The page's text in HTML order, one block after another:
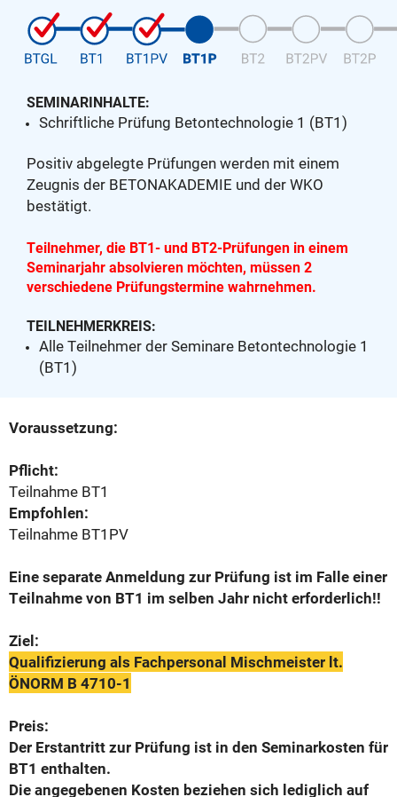
Voraussetzung:
Pflicht:
Teilnahme BT1
Empfohlen:
Teilnahme BT1PV
Eine separate Anmeldung zur Prüfung ist im Falle einer
Teilnahme von BT1 im selben Jahr nicht erforderlich!!
Ziel:
Qualifizierung als Fachpersonal Mischmeister lt.
ÖNORM B 4710-1
Preis:
Der Erstantritt zur Prüfung ist in den Seminarkosten für
BT1 enthalten.
Die angegebenen Kosten beziehen sich lediglich auf
SEMINARINHALTE:
Schriftliche Prüfung Betontechnologie 1 (BT1)
Positiv abgelegte Prüfungen werden mit einem
Zeugnis der BETONAKADEMIE und der WKO
bestätigt.
Teilnehmer, die BT1- und BT2-Prüfungen in einem
Seminarjahr absolvieren möchten, müssen 2
verschiedene Prüfungstermine wahrnehmen.
TEILNEHMERKREIS:
Alle Teilnehmer der Seminare Betontechnologie 1
(BT1)